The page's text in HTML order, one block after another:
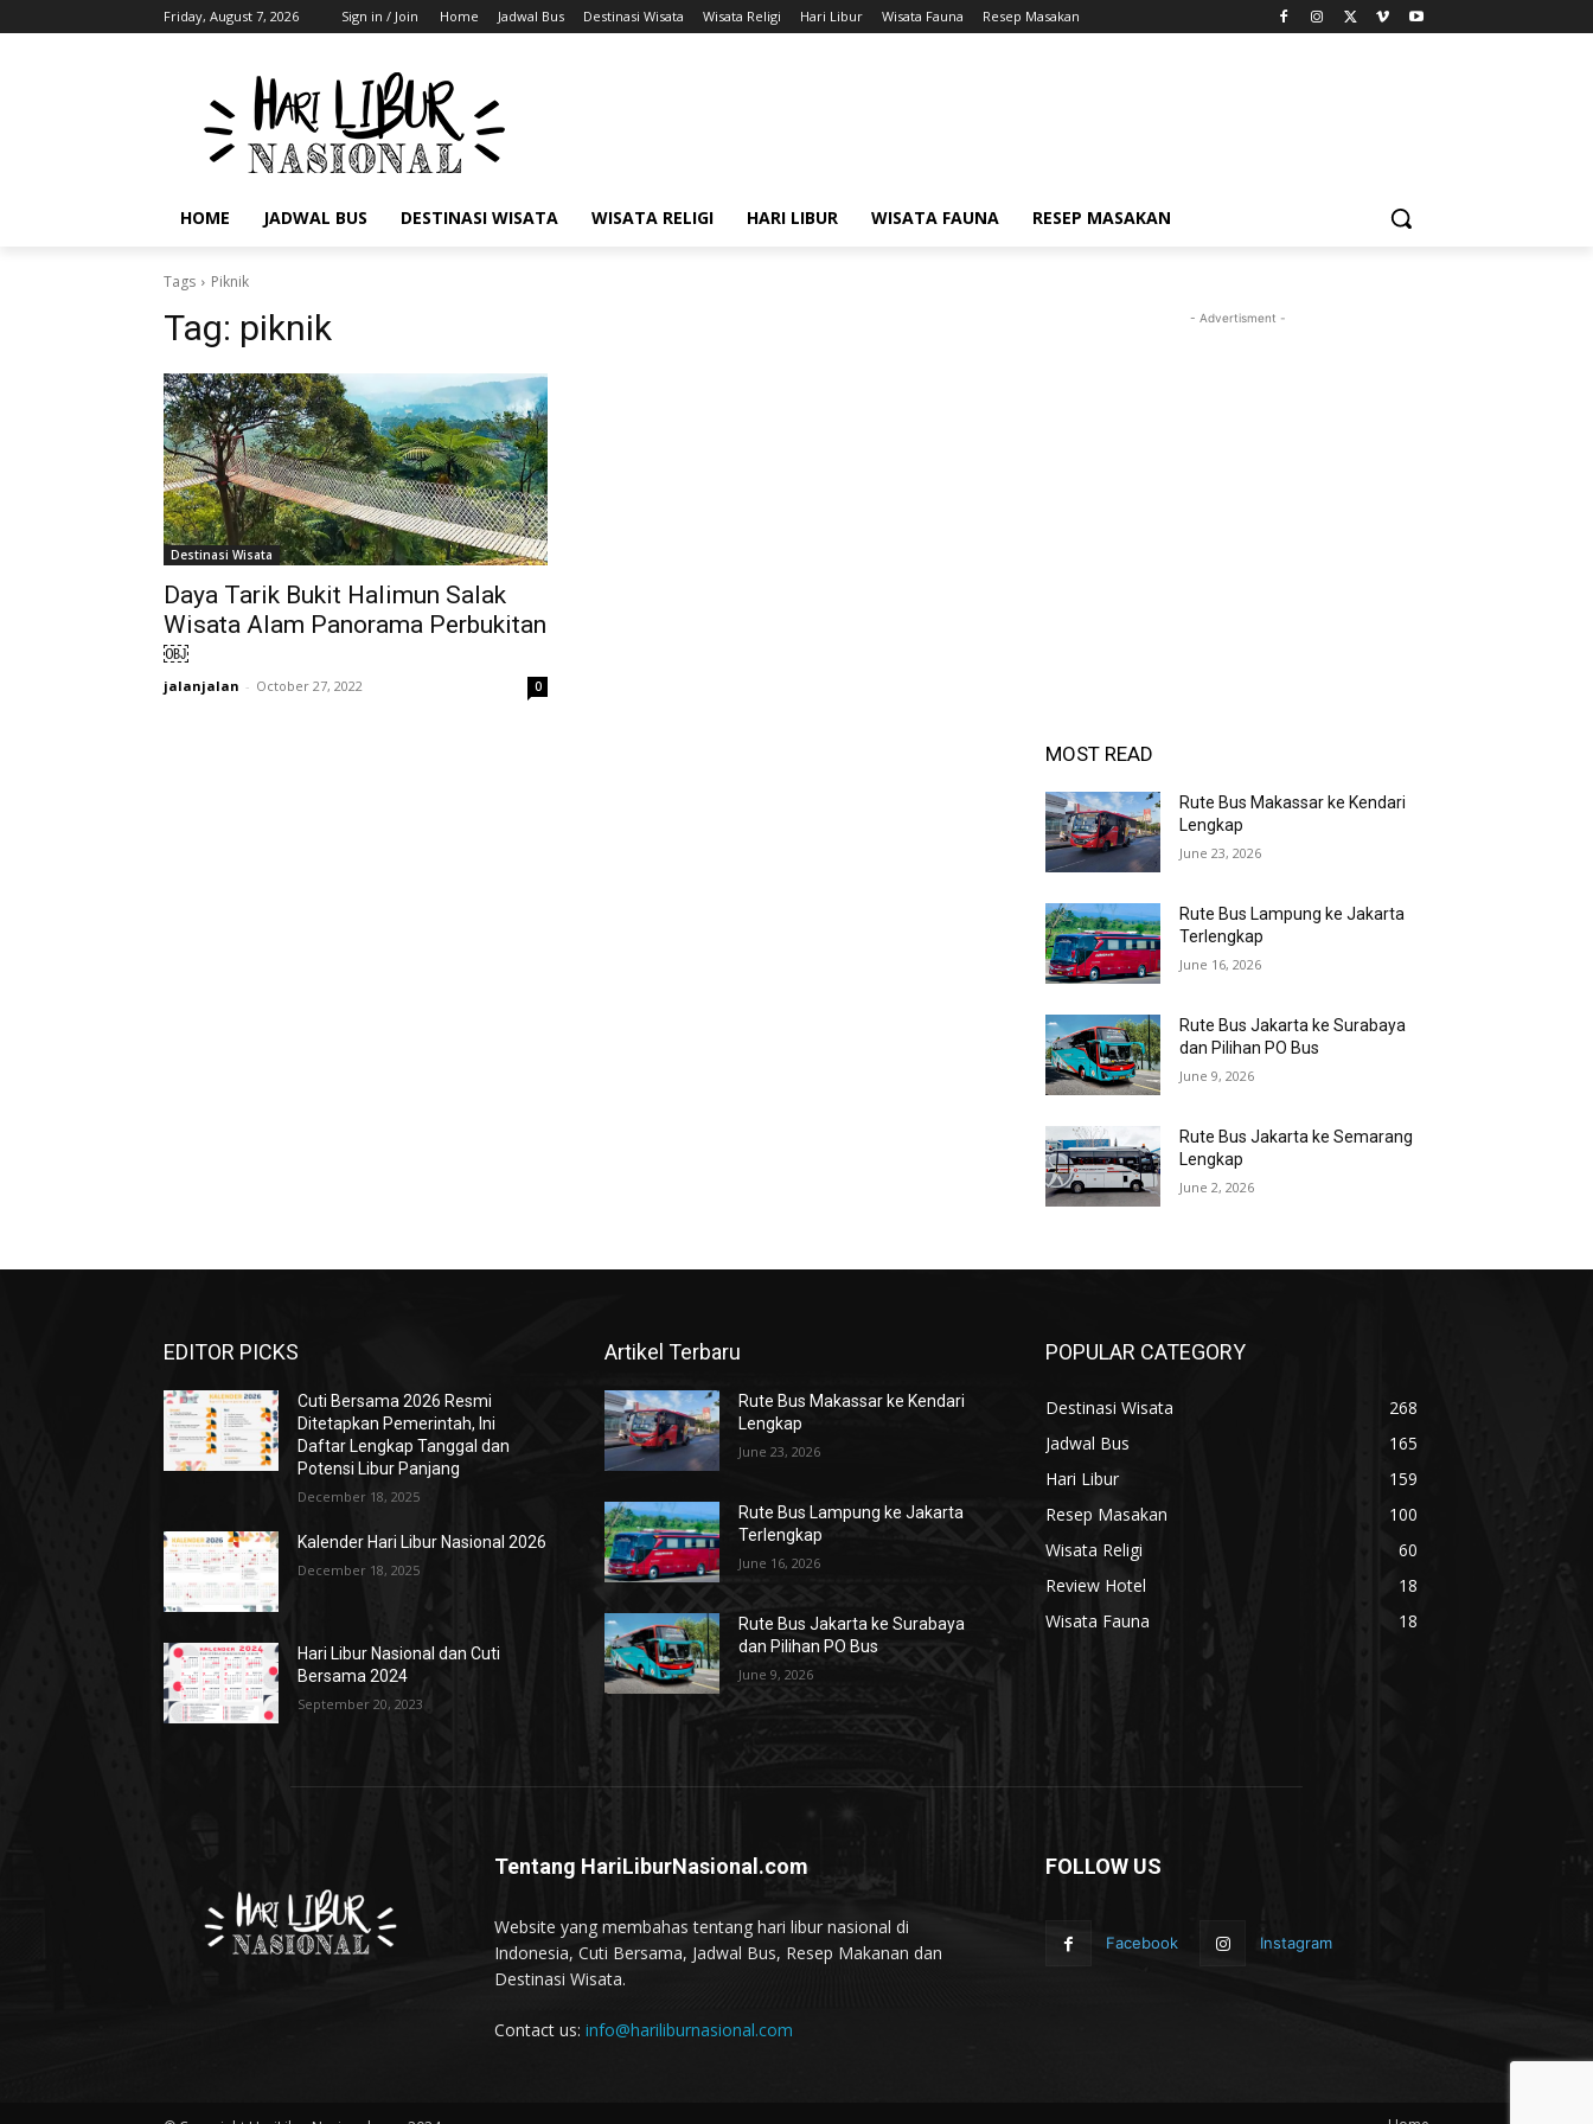
Friday, August 7, 2026 Sign in / Join Home Jadwal Bus Destinasi Wisata Wisata Religi Hari Libur Wisata Fauna Resep Masakan
HOME JADWAL BUS DESTINASI WISATA WISATA RELIGI HARI LIBUR WISATA FAUNA RESEP MASAKAN
Tags Piknik
Tag: piknik
Destinasi Wisata
Daya Tarik Bukit Halimun Salak
Wisata Alam Panorama Perbukitan
￼
jalanjalan - October 27, 2022 0
- Advertisment -
MOST READ
Rute Bus Makassar ke Kendari
Lengkap
June 23, 2026
Rute Bus Lampung ke Jakarta
Terlengkap
June 16, 2026
Rute Bus Jakarta ke Surabaya
dan Pilihan PO Bus
June 9, 2026
Rute Bus Jakarta ke Semarang
Lengkap
June 2, 2026
EDITOR PICKS
Cuti Bersama 2026 Resmi
Ditetapkan Pemerintah, Ini
Daftar Lengkap Tanggal dan
Potensi Libur Panjang
December 18, 2025
Kalender Hari Libur Nasional 2026
December 18, 2025
Hari Libur Nasional dan Cuti
Bersama 2024
September 20, 2023
Artikel Terbaru
Rute Bus Makassar ke Kendari
Lengkap
June 23, 2026
Rute Bus Lampung ke Jakarta
Terlengkap
June 16, 2026
Rute Bus Jakarta ke Surabaya
dan Pilihan PO Bus
June 9, 2026
POPULAR CATEGORY
Destinasi Wisata
268
Jadwal Bus
165
Hari Libur
159
Resep Masakan
100
Wisata Religi
60
Review Hotel
18
Wisata Fauna
18
Tentang HariLiburNasional.com
Website yang membahas tentang hari libur nasional di
Indonesia, Cuti Bersama, Jadwal Bus, Resep Makanan dan
Destinasi Wisata.
Contact us: info@hariliburnasional.com
FOLLOW US
Facebook Instagram